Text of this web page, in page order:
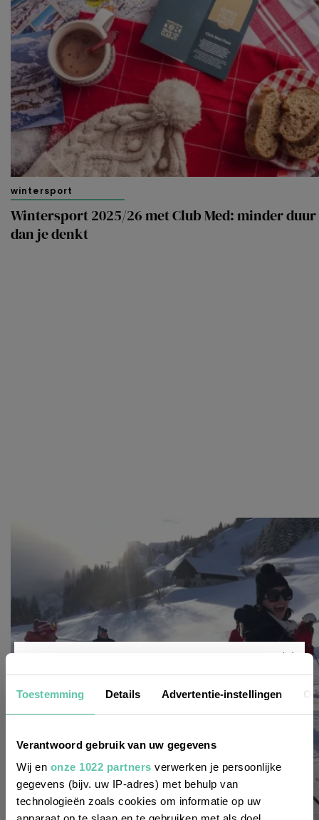
Toestemming Details Advertentie-instellingen
Verantwoord gebruik van uw gegevens
Wij en onze 1022 partners verwerken je persoonlijke
gegevens (bijv. uw IP-adres) met behulp van
technologieën zoals cookies om informatie op uw
wintersport
Wintersport 2025/26 met Club Med: minder duur
dan je denkt
Nieuwsbrief
Wil je altijd als eerste op de hoogte zijn
van de laatste nieuwtjes, leuke adressen
en inspirerende tips voor Frankrijk? Meld
je dan aan voor onze 2-wekelijkse